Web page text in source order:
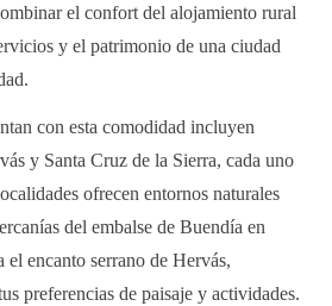
el confort del alojamiento rural
y el patrimonio de una ciudad
con esta comodidad incluyen
y Santa Cruz de la Sierra, cada uno
ofrecen entornos naturales
del embalse de Buendía en
el encanto serrano de Hervás,
preferencias de paisaje y actividades.